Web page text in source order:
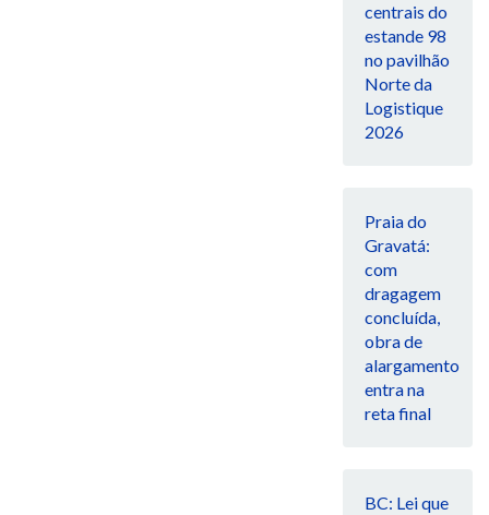
centrais do
estande 98
no pavilhão
Norte da
Logistique
2026
Praia do
Gravatá:
com
dragagem
concluída,
obra de
alargamento
entra na
reta final
BC: Lei que